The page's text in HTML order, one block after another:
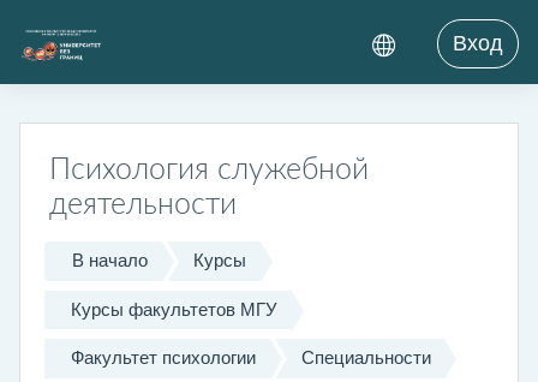
Вход
Психология служебной
деятельности
В начало Курсы
Курсы факультетов МГУ
Факультет психологии Специальности